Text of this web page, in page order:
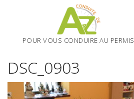
POUR VOUS CONDUIRE AU PERMIS
DSC_0903